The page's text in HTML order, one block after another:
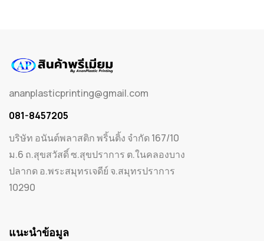
ananplasticprinting@gmail.com
081-8457205
บริษัท อนันต์พลาสติก พริ้นติ้ง จำกัด 167/10
ม.6 ถ.สุขสวัสดิ์ ซ.สุขปราการ ต.ในคลองบาง
ปลากด อ.พระสมุทรเจดีย์ จ.สมุทรปราการ
10290
แนะนำข้อมูล